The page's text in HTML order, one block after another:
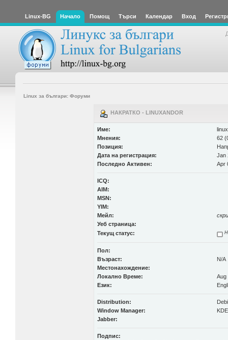
Linux-BG Начало Помощ Търси Календар Вход
Linux за българи: Форуми
НАКРАТКО - LINUXANDOR
Име:
Мнения:
62
Позиция:
Дата на регистрация:
Jan
Последно Активен:
Apr
ICQ:
AIM:
MSN:
YIM:
Мейл:
Уеб страница:
Текущ статус:
Пол:
Възраст:
N/A
Местонахождение:
Локално Време:
Aug
Език:
Distribution:
Window Manager:
Jabber:
Подпис: